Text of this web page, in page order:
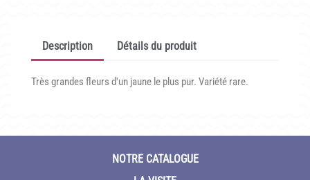
Description Détails du produit
Très grandes fleurs d'un jaune le plus pur. Variété rare.
NOTRE CATALOGUE